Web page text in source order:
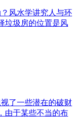
风水学讲究人与环
垃圾房的位置是风
了一些潜在的破财
由于某些不当的布